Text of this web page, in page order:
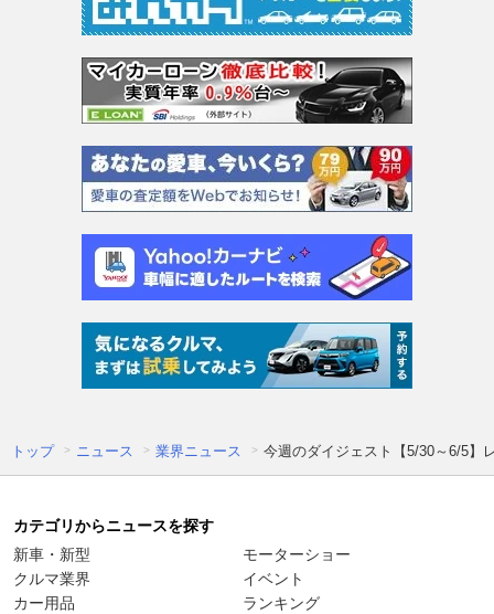
トップ ニュース 業界ニュース 今週のダイジェスト【5/30～6/5】
カテゴリからニュースを探す
新車・新型
クルマ業界
カー用品
モーターショー
イベント
ランキング